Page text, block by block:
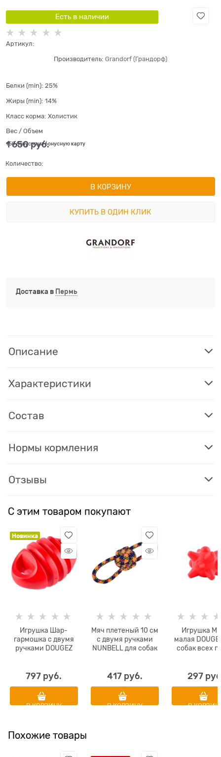
Есть в наличии
Артикул:
Производитель: Grandorf (Грандорф)
Белки (min): 25%
Жиры (min): 14%
Класс корма: Холистик
Вес / Объем
1 650 руб.
+50 бонусов на бонусную карту
Количество:
В КОРЗИНУ
КУПИТЬ В ОДИН КЛИК
Доставка в Пермь
Описание
Характеристики
Состав
Нормы кормления
Отзывы
С этим товаром покупают
Новинка
Игрушка Шар-
гармошка с двумя
ручками DOUGEZ
повышенной
прочности 20 х 13
см
797 руб.
В КОРЗИНУ
Мяч плетеный 10 см
с двумя ручками
NUNBELL для собак
цвета в
ассортименте
417 руб.
В КОРЗИНУ
Игрушка
малая
собак всех
297
В
Похожие товары